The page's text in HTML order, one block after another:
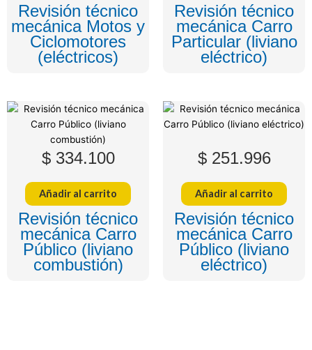
Revisión técnico
mecánica Motos y
Ciclomotores
(eléctricos)
Revisión técnico
mecánica Carro
Particular (liviano
eléctrico)
$334.100
Añadir al carrito
Revisión técnico
mecánica Carro
Público (liviano
combustión)
$251.996
Añadir al carrito
Revisión técnico
mecánica Carro
Público (liviano
eléctrico)